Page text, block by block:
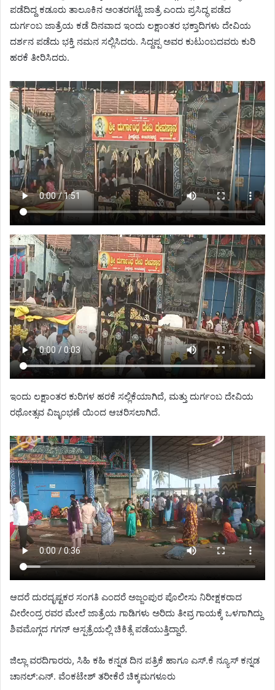
ಪಡೆದಿದ್ದ ಕಡೂರು ತಾಲೂಕಿನ ಅಂತರಗಟ್ಟೆ ಜಾತ್ರೆ ಎಂದು ಪ್ರಸಿದ್ಧ ಪಡೆದ
ದುರ್ಗಂಬ ಜಾತ್ರೆಯ ಕಡೆ ದಿನವಾದ ಇಂದು ಲಕ್ಷಾಂತರ ಭಕ್ತಾದಿಗಳು ದೇವಿಯ
ದರ್ಶನ ಪಡೆದು ಭಕ್ತಿ ನಮನ ಸಲ್ಲಿಸಿದರು. ಸಿದ್ದಪ್ಪ ಅವರ ಕುಟುಂಬದವರು ಕುರಿ
ಹರಕೆ ತೀರಿಸಿದರು.
ಇಂದು ಲಕ್ಷಾಂತರ ಕುರಿಗಳ ಹರಕೆ ಸಲ್ಲಿಕೆಯಾಗಿದೆ, ಮತ್ತು ದುರ್ಗಂಬ ದೇವಿಯ
ರಥೋತ್ಸವ ವಿಜೃಂಭಣೆ ಯಿಂದ ಆಚರಿಸಲಾಗಿದೆ.
ಆದರೆ ದುರದೃಷ್ಟಕರ ಸಂಗತಿ ಎಂದರೆ ಅಜ್ಜಂಪುರ ಪೊಲೀಸು ನಿರೀಕ್ಷಕರಾದ
ವೀರೇಂದ್ರ ರವರ ಮೇಲೆ ಜಾತ್ರೆಯ ಗಾಡಿಗಳು ಅರಿದು ತೀವ್ರ ಗಾಯಕ್ಕೆ ಒಳಗಾಗಿದ್ದು
ಶಿವಮೊಗ್ಗದ ಗಗನ್ ಆಸ್ಪತ್ರೆಯಲ್ಲಿ ಚಿಕಿತ್ಸೆ ಪಡೆಯುತ್ತಿದ್ದಾರೆ.
ಜಿಲ್ಲಾ ವರದಿಗಾರರು, ಸಿಹಿ ಕಹಿ ಕನ್ನಡ ದಿನ ಪತ್ರಿಕೆ ಹಾಗೂ ಎಸ್.ಕೆ ನ್ಯೂಸ್ ಕನ್ನಡ
ಚಾನಲ್:ಎನ್. ವೆಂಕಟೇಶ್ ತರೀಕೆರೆ ಚಿಕ್ಕಮಗಳೂರು